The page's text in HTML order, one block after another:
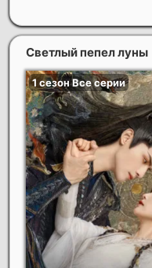
Светлый пепел луны